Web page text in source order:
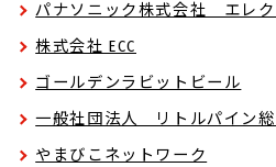
パナソニック株式会社 エレク
株式会社 ECC
ゴールデンラビットビール
一般社団法人 リトルパイン
やまびこネットワーク